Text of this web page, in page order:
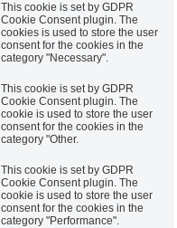
This cookie is set by GDPR
Cookie Consent plugin. The
cookies is used to store the user
consent for the cookies in the
category "Necessary".
This cookie is set by GDPR
Cookie Consent plugin. The
cookie is used to store the user
consent for the cookies in the
category "Other.
This cookie is set by GDPR
Cookie Consent plugin. The
cookie is used to store the user
consent for the cookies in the
category "Performance".